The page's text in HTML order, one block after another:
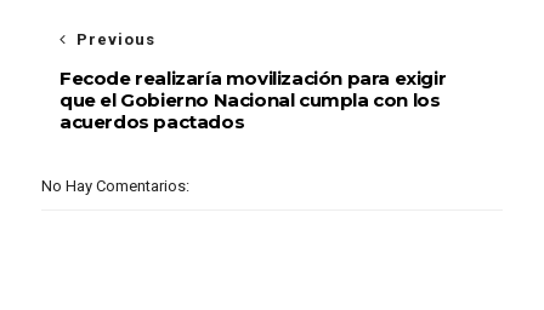
Previous
Fecode realizaría movilización para exigir
que el Gobierno Nacional cumpla con los
acuerdos pactados
No Hay Comentarios: